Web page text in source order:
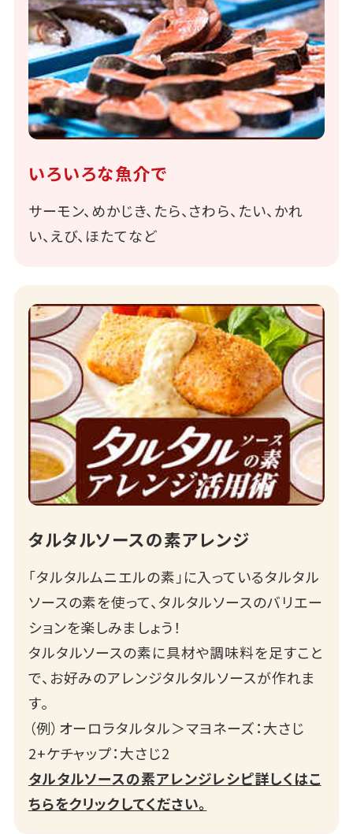
いろいろな魚介で
サーモン、めかじき、たら、さわら、たい、かれ
い、えび、ほたてなど
タルタルソースの素アレンジ
「タルタルムニエルの素」に入っているタルタル
ソースの素を使って、タルタルソースのバリエー
ションを楽しみましょう！
タルタルソースの素に具材や調味料を足すこと
で、お好みのアレンジタルタルソースが作れま
す。
（例）オーロラタルタル＞マヨネーズ：大さじ
2+ケチャップ：大さじ2
タルタルソースの素アレンジレシピ詳しくはこ
ちらをクリックしてください。